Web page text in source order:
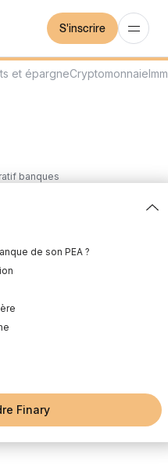
S'inscrire
et épargneCryptomonnaie
banques
de son PEA ?
PEA
Finary
PEA